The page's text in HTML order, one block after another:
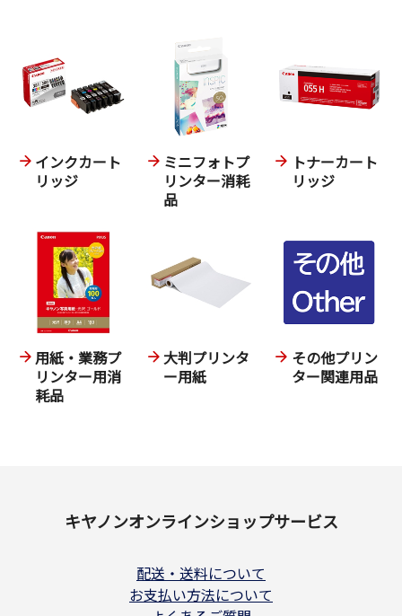
インクカート
リッジ
ミニフォトプ
リンター消耗
品
トナーカート
リッジ
用紙・業務プ
リンター用消
耗品
大判プリンタ
ー用紙
その他プリン
ター関連用品
キヤノンオンラインショップサービス
配送・送料について
お支払い方法について